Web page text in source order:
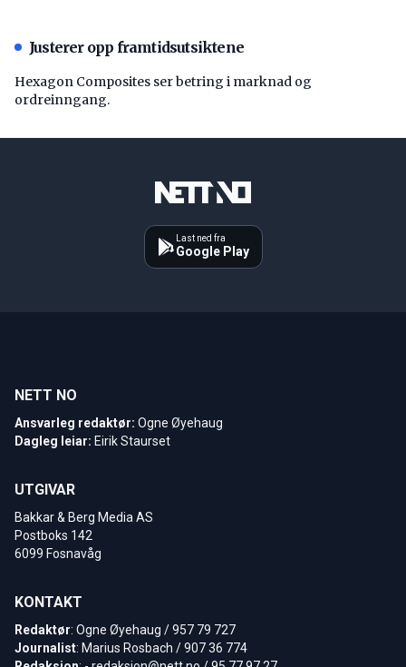
Justerer opp framtidsutsiktene
Hexagon Composites ser betring i marknad og
ordreinngang.
Last ned fra
Google Play
NETT NO
Ansvarleg redaktør: Ogne Øyehaug
Dagleg leiar: Eirik Staurset
UTGIVAR
Bakkar & Berg Media AS
Postboks 142
6099 Fosnavåg
KONTAKT
Redaktør: Ogne Øyehaug / 957 79 727
Journalist: Marius Rosbach / 907 36 774